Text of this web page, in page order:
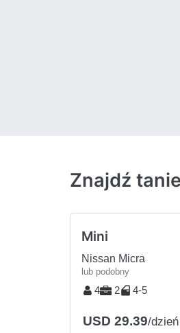
Znajdź
Mini
Nissan Micra
lub podobny
4 2 4-5
USD 29.39/dzień